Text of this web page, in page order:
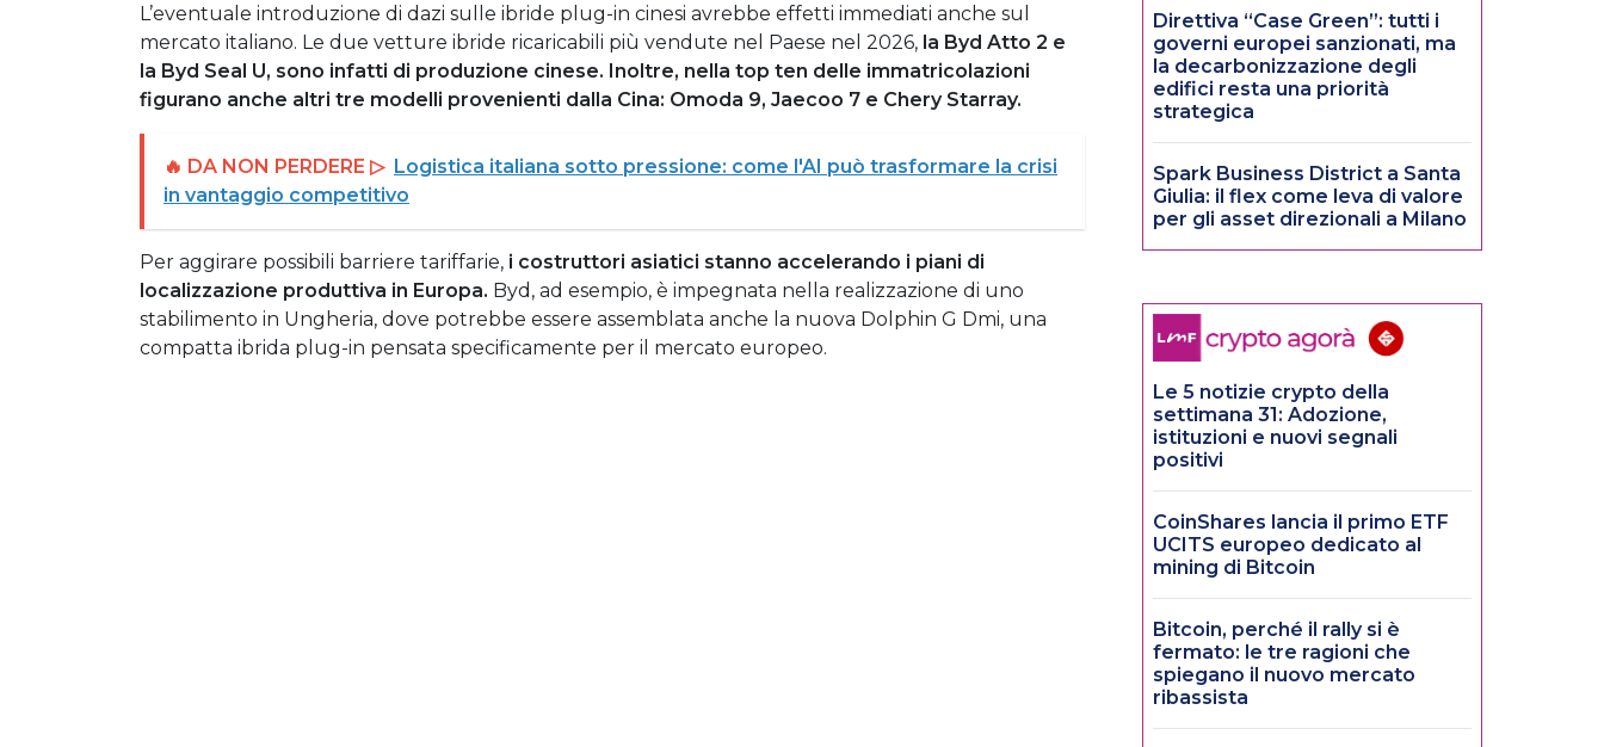
L’eventuale introduzione di dazi sulle ibride plug-in cinesi avrebbe effetti immediati anche sul
mercato italiano. Le due vetture ibride ricaricabili più vendute nel Paese nel 2026, la Byd Atto 2 e
la Byd Seal U, sono infatti di produzione cinese. Inoltre, nella top ten delle immatricolazioni
figurano anche altri tre modelli provenienti dalla Cina: Omoda 9, Jaecoo 7 e Chery Starray.
🔥 DA NON PERDERE ▷ Logistica italiana sotto pressione: come l'AI può trasformare la crisi
in vantaggio competitivo
Per aggirare possibili barriere tariffarie, i costruttori asiatici stanno accelerando i piani di
localizzazione produttiva in Europa. Byd, ad esempio, è impegnata nella realizzazione di uno
stabilimento in Ungheria, dove potrebbe essere assemblata anche la nuova Dolphin G Dmi, una
compatta ibrida plug-in pensata specificamente per il mercato europeo.
Direttiva “Case Green”: tutti i
governi europei sanzionati, ma
la decarbonizzazione degli
edifici resta una priorità
strategica
Spark Business District a Santa
Giulia: il flex come leva di valore
per gli asset direzionali a Milano
Le 5 notizie crypto della
settimana 31: Adozione,
istituzioni e nuovi segnali
positivi
CoinShares lancia il primo ETF
UCITS europeo dedicato al
mining di Bitcoin
Bitcoin, perché il rally si è
fermato: le tre ragioni che
spiegano il nuovo mercato
ribassista